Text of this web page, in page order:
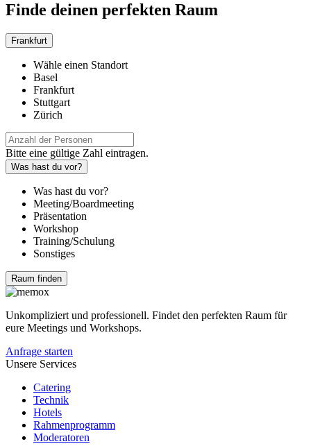
Finde deinen perfekten Raum
Frankfurt
Wähle einen Standort
Basel
Frankfurt
Stuttgart
Zürich
Bitte eine gültige Zahl eintragen.
Was hast du vor?
Was hast du vor?
Meeting/Boardmeeting
Präsentation
Workshop
Training/Schulung
Sonstiges
Raum finden
Unkompliziert und professionell. Findet den perfekten Raum für
eure Meetings und Workshops.
Anfrage starten
Unsere Services
Catering
Technik
Hotels
Rahmenprogramm
Moderatoren